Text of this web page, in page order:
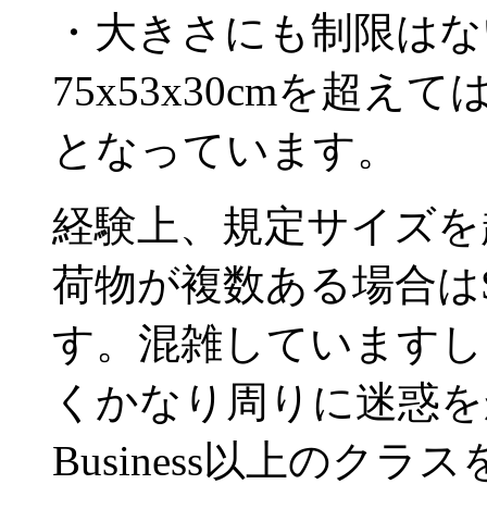
・大きさにも制限は
75x53x30cmを超えて
となっています。
経験上、規定サイズ
荷物が複数ある場合
す。混雑しています
くかなり周りに迷惑
Business以上のクラ